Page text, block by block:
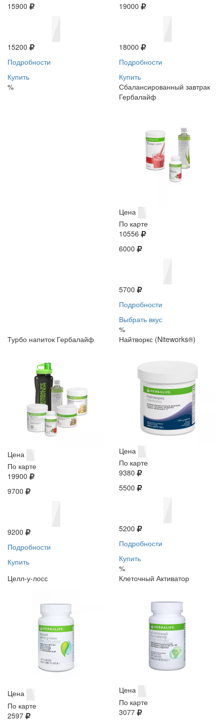
15900
15200
Подробности
Купить
%
19000
18000
Подробности
Купить
Сбалансированный завтрак
Гербалайф
Цена
По карте
10556
6000
5700
Подробности
Выбрать вкус
%
Турбо напиток Гербалайф
Цена
По карте
19900
9700
9200
Подробности
Купить
Найтворкс (Niteworks®)
Цена
По карте
9380
5500
5200
Подробности
Купить
%
Целл-у-лосс
Цена
По карте
2597
Клеточный Активатор
Цена
По карте
3077